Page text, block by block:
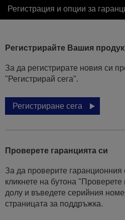
Регистрация и опции за
Регистрирайте Вашия
За да регистрирате новия си
"Регистрирай сега".
Регистриране сега
Проверете гаранцията си
За да проверите гаранционния
кликнете на бутона "Проверете
долу и въведете серийния
страницата за поддръжка.